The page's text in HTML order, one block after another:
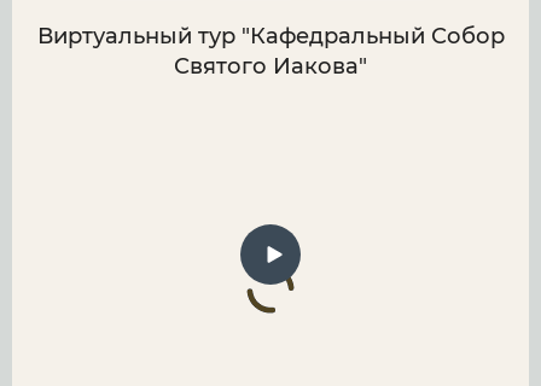
Виртуальный тур "Кафедральный Собор
Святого Иакова"